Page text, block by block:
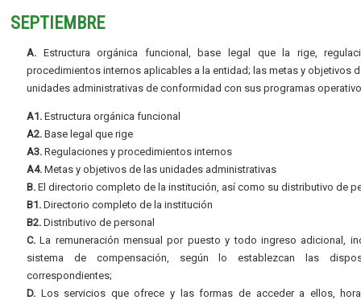
SEPTIEMBRE
A. Estructura orgánica funcional, base legal que la rige,
procedimientos internos aplicables a la entidad; las metas y objetivos
unidades administrativas de conformidad con sus programas
A1. Estructura orgánica funcional
A2. Base legal que rige
A3. Regulaciones y procedimientos internos
A4. Metas y objetivos de las unidades administrativas
B. El directorio completo de la institución, así como su distributivo de
B1. Directorio completo de la institución
B2. Distributivo de personal
C. La remuneración mensual por puesto y todo ingreso adicional,
sistema de compensación, según lo establezcan las
correspondientes;
D. Los servicios que ofrece y las formas de acceder a ellos,